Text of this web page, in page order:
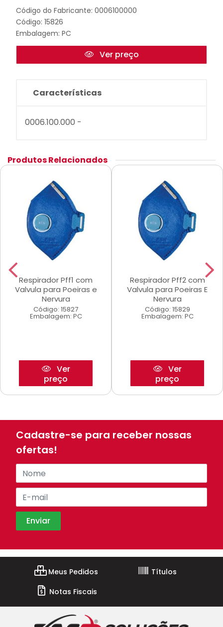
Código do Fabricante: 0006100000
Código: 15826
Embalagem: PC
Ver preço
Características
0006.100.000 -
Produtos Relacionados
Respirador Pff1 com
Valvula para Poeiras e
Nervura
Código: 15827
Embalagem: PC
Ver
preço
Respirador Pff2 com
Valvula para Poeiras E
Nervura
Código: 15829
Embalagem: PC
Ver
preço
Cadastre-se para receber nossas
ofertas!
Meus Pedidos
Títulos
Notas Fiscais